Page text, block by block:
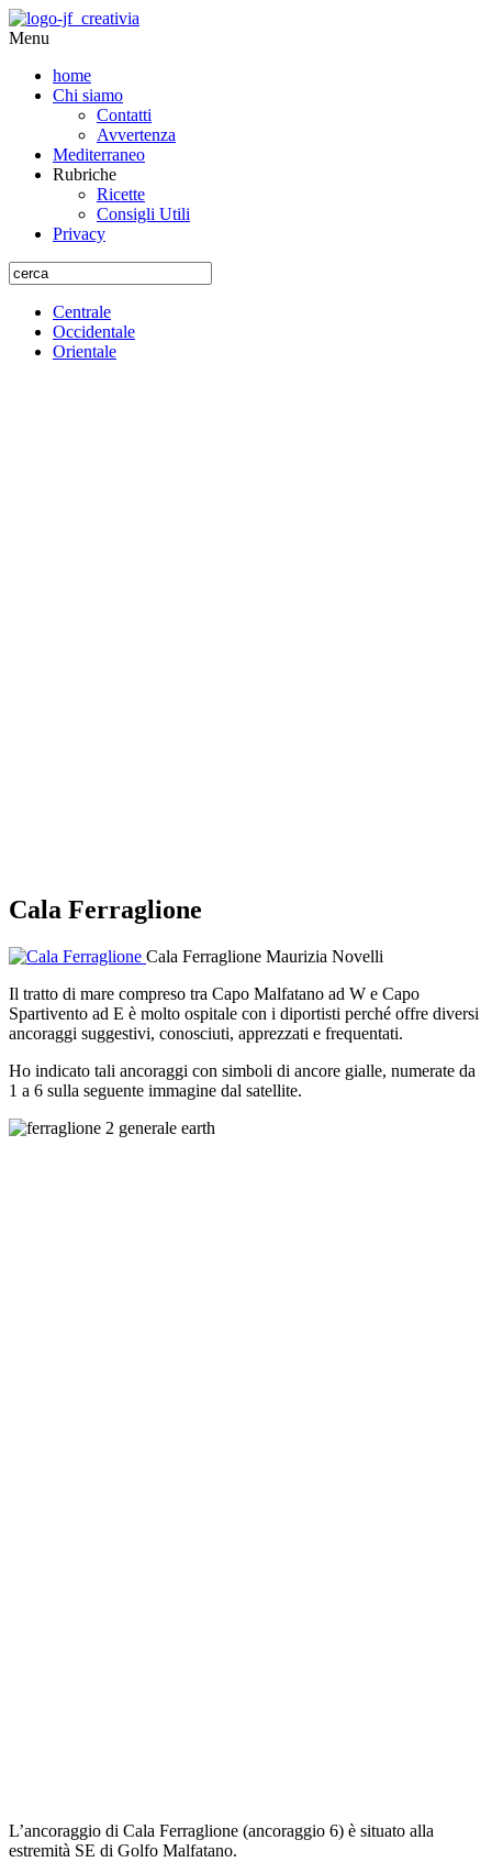
Menu
home
Chi siamo
Contatti
Avvertenza
Mediterraneo
Rubriche
Ricette
Consigli Utili
Privacy
Centrale
Occidentale
Orientale
Cala Ferraglione
Cala Ferraglione Maurizia Novelli
Il tratto di mare compreso tra Capo Malfatano ad W e Capo
Spartivento ad E è molto ospitale con i diportisti perché offre diversi
ancoraggi suggestivi, conosciuti, apprezzati e frequentati.
Ho indicato tali ancoraggi con simboli di ancore gialle, numerate da
1 a 6 sulla seguente immagine dal satellite.
L’ancoraggio di Cala Ferraglione (ancoraggio 6) è situato alla
estremità SE di Golfo Malfatano.